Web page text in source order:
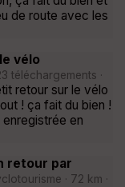
de route avec les
vélo
téléchargements ·
retour sur le vélo
! ça fait du bien !
en
retour par
· 72 km ·